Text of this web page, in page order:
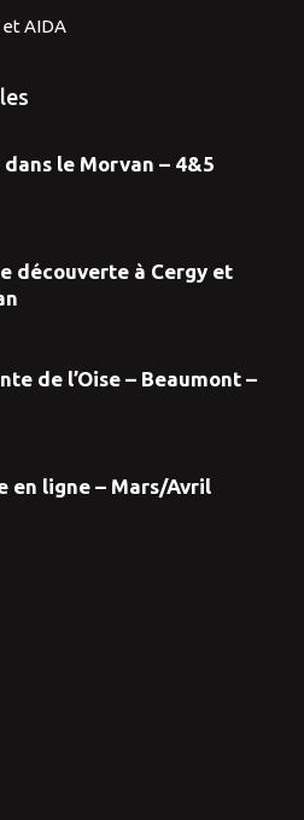
et AIDA
dans le Morvan – 4&5
découverte à Cergy et
de l’Oise – Beaumont –
en ligne – Mars/Avril